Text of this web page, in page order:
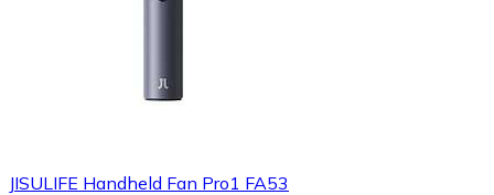
JISULIFE Handheld Fan Pro1 FA53